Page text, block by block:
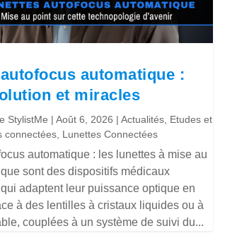
automatique :
et miracles
StylistMe |Août 6, 2026 |Actualités Etudes et
connectées Lunettes Connectées
automatique : les lunettes à mise au
sont des dispositifs médicaux
adaptent leur puissance optique en
à des lentilles à cristaux liquides ou à
couplées à un système de suivi du...